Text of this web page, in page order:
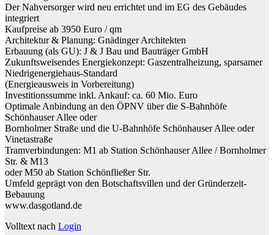
Der Nahversorger wird neu errichtet und im EG des Gebäudes
integriert
Kaufpreise ab 3950 Euro / qm
Architektur & Planung: Gnädinger Architekten
Erbauung (als GU): J & J Bau und Bauträger GmbH
Zukunftsweisendes Energiekonzept: Gaszentralheizung, sparsamer
Niedrigenergiehaus-Standard
(Energieausweis in Vorbereitung)
Investitionssumme inkl. Ankauf: ca. 60 Mio. Euro
Optimale Anbindung an den ÖPNV über die S-Bahnhöfe
Schönhauser Allee oder
Bornholmer Straße und die U-Bahnhöfe Schönhauser Allee oder
Vinetastraße
Tramverbindungen: M1 ab Station Schönhauser Allee / Bornholmer
Str. & M13
oder M50 ab Station Schönfließer Str.
Umfeld geprägt von den Botschaftsvillen und der Gründerzeit-
Bebauung
www.dasgotland.de
Volltext nach Login